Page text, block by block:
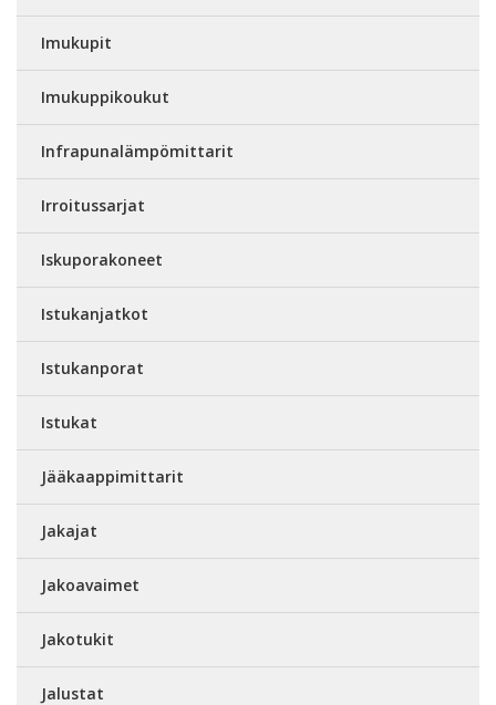
Imukupit
Imukuppikoukut
Infrapunalämpömittarit
Irroitussarjat
Iskuporakoneet
Istukanjatkot
Istukanporat
Istukat
Jääkaappimittarit
Jakajat
Jakoavaimet
Jakotukit
Jalustat